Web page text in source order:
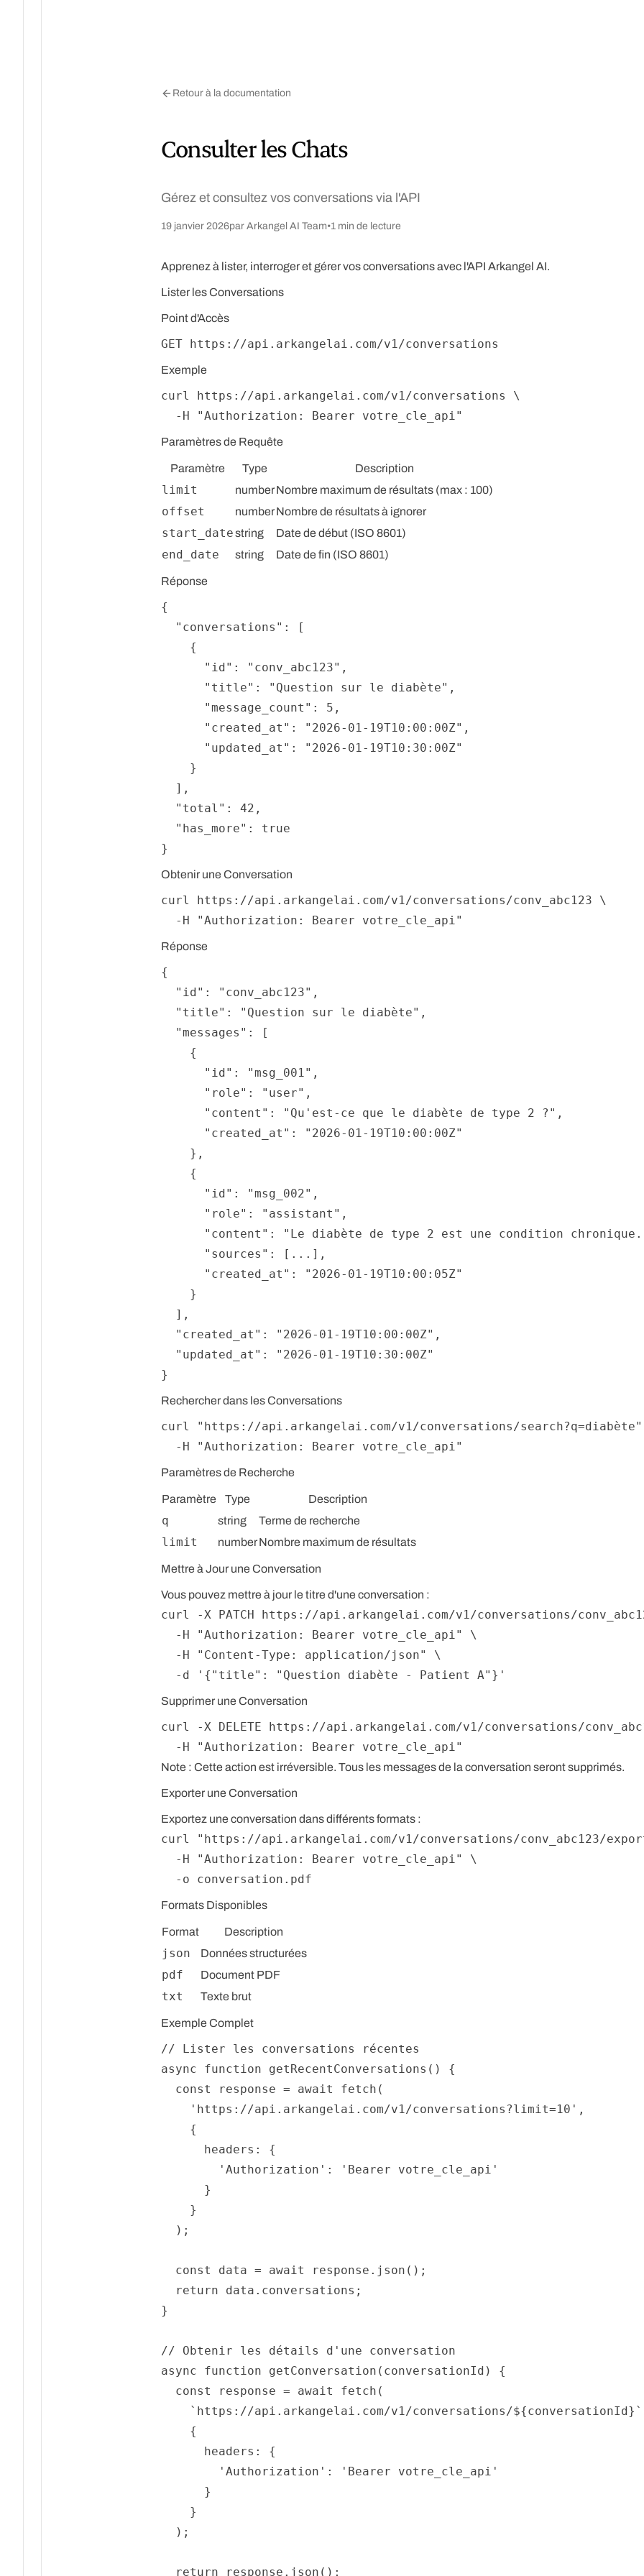
Retour à la documentation
Consulter les Chats
Gérez et consultez vos conversations via l'API
19 janvier 2026par Arkangel AI Team•1 min de lecture
Apprenez à lister, interroger et gérer vos conversations avec l'API Arkangel AI.
Lister les Conversations
Point d'Accès
Exemple
curl https://api.arkangelai.com/v1/conversations \
  -H
"Authorization: Bearer votre_cle_api"
Paramètres de Requête
Paramètre Type Description
limit numberNombre maximum de résultats (max : 100)
offset numberNombre de résultats à ignorer
start_datestring Date de début (ISO 8601)
end_date string Date de fin (ISO 8601)
Réponse
{
"conversations" :
[
{
"id" : "conv_abc123" ,
"title" : "Question sur le diabète" ,
"message_count" : 5 ,
"created_at" : "2026-01-19T10:00:00Z" ,
"updated_at" :
"2026-01-19T10:30:00Z"
}
] ,
"total" : 42 ,
"has_more" :
true
}
Obtenir une Conversation
curl https://api.arkangelai.com/v1/conversations/conv_abc123 \
  -H
"Authorization: Bearer votre_cle_api"
Réponse
{
"id" : "conv_abc123" ,
"title" : "Question sur le diabète" ,
"messages" :
[
{
"id" : "msg_001" ,
"role" : "user" ,
"content" : "Qu'est-ce que le diabète de type 2 ?" ,
"created_at" :
"2026-01-19T10:00:00Z"
} ,
{
"id" : "msg_002" ,
"role" : "assistant" ,
"content" :
"Le diabète de type 2 est une condition
"sources" : [ ... ] ,
"created_at" :
"2026-01-19T10:00:05Z"
}
] ,
"created_at" : "2026-01-19T10:00:00Z" ,
"updated_at" :
"2026-01-19T10:30:00Z"
}
Rechercher dans les Conversations
curl "https://api.arkangelai.com/v1/conversations/search?q=diabète"
  -H
"Authorization: Bearer votre_cle_api"
Paramètres de Recherche
Paramètre Type Description
q string Terme de recherche
limit numberNombre maximum de résultats
Mettre à Jour une Conversation
Vous pouvez mettre à jour le titre d'une conversation :
curl -X PATCH https://api.arkangelai.com/v1/conversations/
  -H
"Authorization: Bearer votre_cle_api"
\
  -H
"Content-Type: application/json"
\
  -d
'{"title": "Question diabète - Patient A"}'
Supprimer une Conversation
curl -X DELETE https://api.arkangelai.com/v1/conversations/
  -H
"Authorization: Bearer votre_cle_api"
Note : Cette action est irréversible. Tous les messages de la conversation seront supprimés.
Exporter une Conversation
Exportez une conversation dans différents formats :
curl
"https://api.arkangelai.com/v1/conversations/conv_abc123/
  -H
"Authorization: Bearer votre_cle_api"
\
Formats Disponibles
Format Description
json Données structurées
pdf Document PDF
txt Texte brut
Exemple Complet
// Lister les conversations récentes
async
function getRecentConversations ( ) {
const
response = await fetch (
'https://api.arkangelai.com/v1/conversations?limit=10' ,
    {
headers : {
'Authorization' :
'Bearer votre_cle_api'
      }
    }
  );
const data = await response. json ();
return data. conversations ;
}
// Obtenir les détails d'une conversation
async
function getConversation ( conversationId ) {
const
response = await fetch (
`https://api.arkangelai.com/v1/conversations/${conversationId} `
    {
headers : {
'Authorization' :
'Bearer votre_cle_api'
      }
    }
  );
return response. json ();